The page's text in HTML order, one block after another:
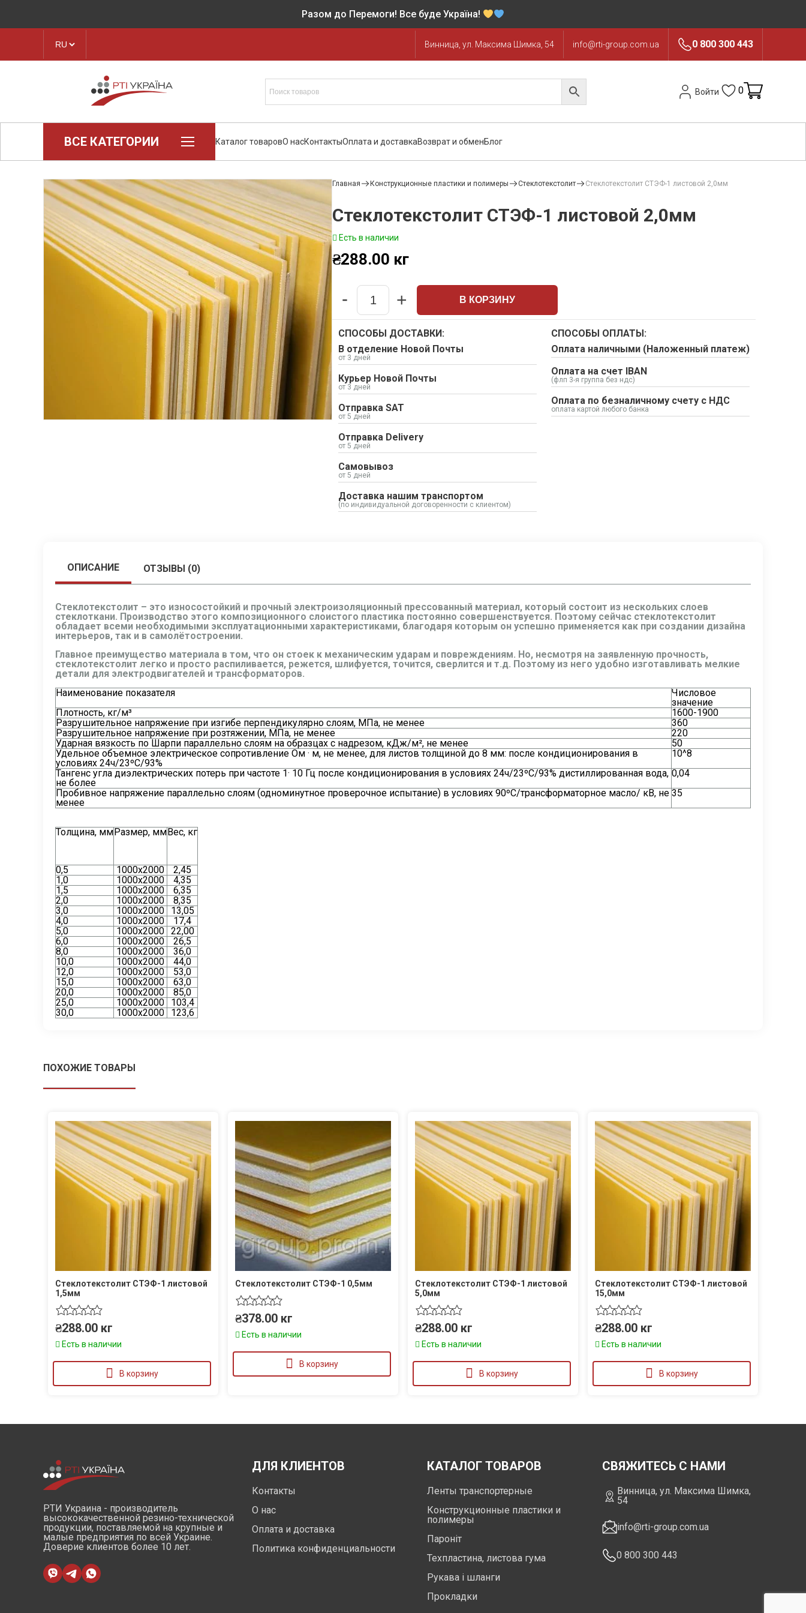
Разом до Перемоги! Все буде Україна!
Винница, ул. Максима Шимка, 54 info@rti-group.com.ua 0 800 300 443
Войти 0
ВСЕ КАТЕГОРИИ
Паронит
Техпластина, листовая резина
Конструкционные пластики и
полимеры
Ленты транспортерные
Рукава, шланги
Хомуты и БРСМ соединения
Набивки сальниковые
Композитные материалы Resimac
⇣ Показать все категории ⇣
Каталог товаровО насКонтактыОплата и доставкаВозврат и обменБлог
Главная Конструкционные пластики и полимеры Стеклотекстолит Стеклотекстолит СТЭФ-1 листовой 2,0мм
Стеклотекстолит СТЭФ-1 листовой 2,0мм
Есть в наличии
₴288.00 кг
Quantity
- + В КОРЗИНУ
СПОСОБЫ ДОСТАВКИ:
В отделение Новой Почты
от 3 дней
Курьер Новой Почты
от 3 дней
Отправка SAT
от 5 дней
Отправка Delivery
от 5 дней
Самовывоз
от 5 дней
Доставка нашим транспортом
(по индивидуальной договоренности с клиентом)
СПОСОБЫ ОПЛАТЫ:
Оплата наличными (Наложенный платеж)
Оплата на счет IBAN
(флп 3-я группа без ндс)
Оплата по безналичному счету с НДС
оплата картой любого банка
ОПИСАНИЕ ОТЗЫВЫ (0)
Стеклотекстолит – это износостойкий и прочный электроизоляционный прессованный материал, который состоит из нескольких слоев
стеклоткани. Производство этого композиционного слоистого пластика постоянно совершенствуется. Поэтому сейчас стеклотекстолит
обладает всеми необходимыми эксплуатационными характеристиками, благодаря которым он успешно применяется как при создании дизайна
интерьеров, так и в самолётостроении.
Главное преимущество материала в том, что он стоек к механическим ударам и повреждениям. Но, несмотря на заявленную прочность,
стеклотекстолит легко и просто распиливается, режется, шлифуется, точится, сверлится и т.д. Поэтому из него удобно изготавливать мелкие
детали для электродвигателей и трансформаторов.
Наименование показателя
Числовое
значение
Плотность, кг/м³
1600-1900
Разрушительное напряжение при изгибе перпендикулярно слоям, МПа, не менее
360
Разрушительное напряжение при розтяжении, МПа, не менее
220
Ударная вязкость по Шарпи параллельно слоям на образцах с надрезом, кДж/м², не менее
50
Удельное объемное электрическое сопротивление Ом · м, не менее, для листов толщиной до 8 мм: после кондиционирования в
условиях 24ч/23ºС/93%
10^8
Тангенс угла диэлектрических потерь при частоте 1· 10 Гц после кондиционирования в условиях 24ч/23ºС/93% дистиллированная вода,
не более
0,04
Пробивное напряжение параллельно слоям (одноминутное проверочное испытание) в условиях 90ºС/трансформаторное масло/ кВ, не
менее
35
Толщина, мм Размер, мм Вес, кг
0,5 1000х2000
2,45
1,0
1000х2000
4,35
1,5
1000х2000
6,35
2,0
1000х2000
8,35
3,0
1000х2000
13,05
4,0
1000х2000
17,4
5,0
1000х2000 22,00
6,0
1000х2000
26,5
8,0
1000х2000
36,0
10,0
1000х2000
44,0
12,0
1000х2000
53,0
15,0
1000х2000
63,0
20,0
1000х2000
85,0
25,0
1000х2000
103,4
30,0
1000х2000 123,6
ПОХОЖИЕ ТОВАРЫ
Стеклотекстолит СТЭФ-1 листовой
1,5мм
₴288.00 кг
Есть в наличии
В корзину
Стеклотекстолит СТЭФ-1 0,5мм
₴378.00 кг
Есть в наличии
В корзину
Стеклотекстолит СТЭФ-1 листовой
5,0мм
₴288.00 кг
Есть в наличии
В корзину
Стеклотекстолит СТЭФ-1 листовой
15,0мм
₴288.00 кг
Есть в наличии
В корзину
РТИ Украина - производитель
высококачественной резино-технической
продукции, поставляемой на крупные и
малые предприятия по всей Украине.
Доверие клиентов более 10 лет.
ДЛЯ КЛИЕНТОВ
Контакты
О нас
Оплата и доставка
Политика конфиденциальности
КАТАЛОГ ТОВАРОВ
Ленты транспортерные
Конструкционные пластики и
полимеры
Пароніт
Техпластина, листова гума
Рукава і шланги
Прокладки
СВЯЖИТЕСЬ С НАМИ
Винница, ул. Максима Шимка,
54
info@rti-group.com.ua
0 800 300 443